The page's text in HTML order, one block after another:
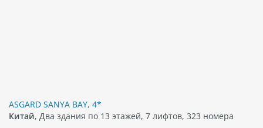
ASGARD SANYA BAY, 4*
Китай, Два здания по 13 этажей, 7 лифтов, 323 номера